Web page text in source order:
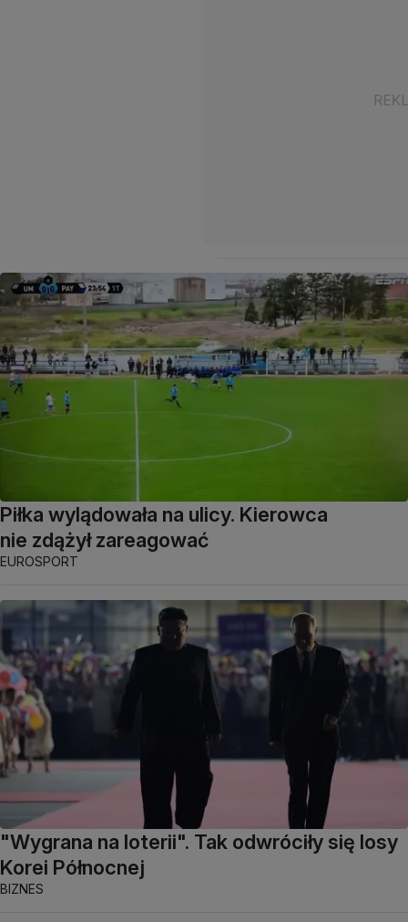
Piłka wylądowała na ulicy. Kierowca
nie zdążył zareagować
EUROSPORT
"Wygrana na loterii". Tak odwróciły się losy
Korei Północnej
BIZNES